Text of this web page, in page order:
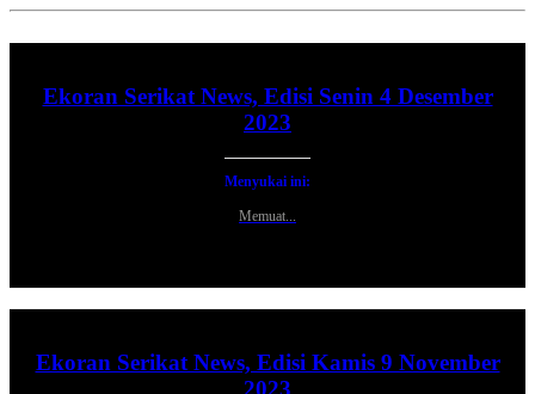
Ekoran Serikat News, Edisi Senin 4 Desember
2023
Menyukai ini:
Memuat...
Ekoran Serikat News, Edisi Kamis 9 November
2023